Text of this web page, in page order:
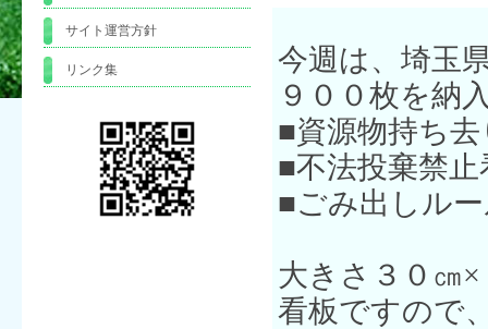
サイト運営方針
リンク集
今週は、埼玉
９００枚を納
■資源物持ち
■不法投棄禁止
■ごみ出しル
大きさ３０㎝
看板ですので